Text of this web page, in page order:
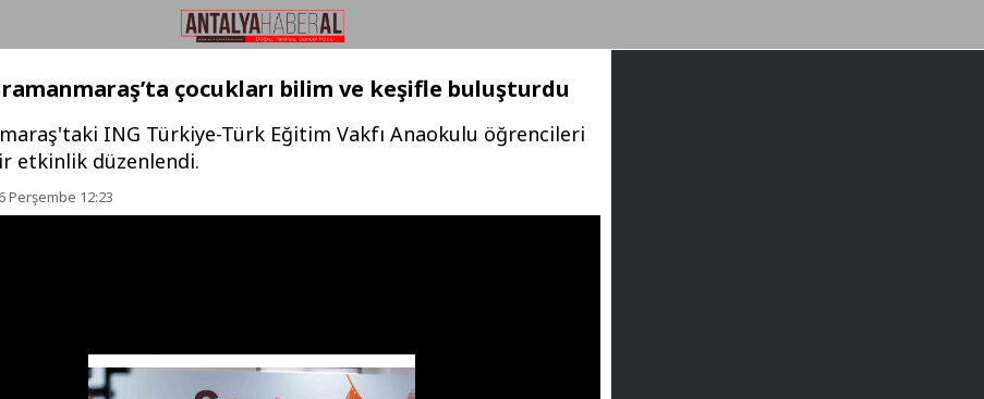
çocukları bilim ve keşifle buluşturdu
ING Türkiye-Türk Eğitim Vakfı Anaokulu öğrencileri
etkinlik düzenlendi.
Perşembe 12:23